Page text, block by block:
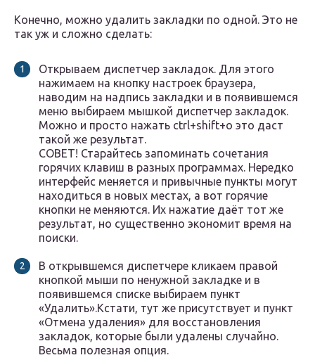
Конечно, можно удалить закладки по одной. Это не
так уж и сложно сделать:
Открываем диспетчер закладок. Для этого
нажимаем на кнопку настроек браузера,
наводим на надпись закладки и в появившемся
меню выбираем мышкой диспетчер закладок.
Можно и просто нажать ctrl+shift+o это даст
такой же результат.
СОВЕТ! Старайтесь запоминать сочетания
горячих клавиш в разных программах. Нередко
интерфейс меняется и привычные пункты могут
находиться в новых местах, а вот горячие
кнопки не меняются. Их нажатие даёт тот же
результат, но существенно экономит время на
поиски.
В открывшемся диспетчере кликаем правой
кнопкой мыши по ненужной закладке и в
появившемся списке выбираем пункт
«Удалить».Кстати, тут же присутствует и пункт
«Отмена удаления» для восстановления
закладок, которые были удалены случайно.
Весьма полезная опция.